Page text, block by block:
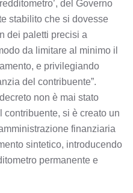
del Governo
stabilito che si dovesse
dei paletti precisi a
da limitare al minimo il
e privilegiando
del contribuente”.
non è mai stato
si è creato un
finanziaria
sintetico, introducendo
permanente e